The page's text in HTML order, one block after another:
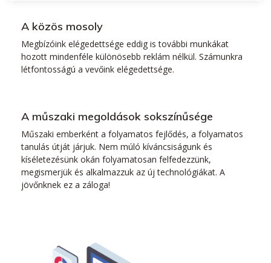
A közös mosoly
Megbízóink elégedettsége eddig is további munkákat
hozott mindenféle különösebb reklám nélkül. Számunkra
létfontosságú a vevőink elégedettsége.
A műszaki megoldások sokszínűsége
Műszaki emberként a folyamatos fejlődés, a folyamatos
tanulás útját járjuk. Nem múló kíváncsiságunk és
kíséletezésünk okán folyamatosan felfedezzünk,
megismerjük és alkalmazzuk az új technológiákat. A
jövőnknek ez a záloga!